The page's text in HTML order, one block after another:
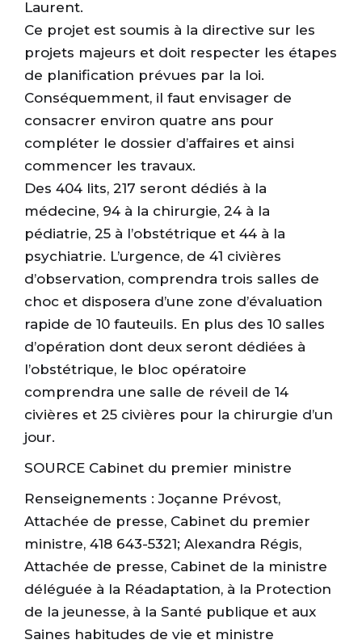
Laurent.
Ce projet est soumis à la directive sur les
projets majeurs et doit respecter les étapes
de planification prévues par la loi.
Conséquemment, il faut envisager de
consacrer environ quatre ans pour
compléter le dossier d’affaires et ainsi
commencer les travaux.
Des 404 lits, 217 seront dédiés à la
médecine, 94 à la chirurgie, 24 à la
pédiatrie, 25 à l’obstétrique et 44 à la
psychiatrie. L’urgence, de 41 civières
d’observation, comprendra trois salles de
choc et disposera d’une zone d’évaluation
rapide de 10 fauteuils. En plus des 10 salles
d’opération dont deux seront dédiées à
l’obstétrique, le bloc opératoire
comprendra une salle de réveil de 14
civières et 25 civières pour la chirurgie d’un
jour.
SOURCE Cabinet du premier ministre
Renseignements : Joçanne Prévost,
Attachée de presse, Cabinet du premier
ministre, 418 643-5321; Alexandra Régis,
Attachée de presse, Cabinet de la ministre
déléguée à la Réadaptation, à la Protection
de la jeunesse, à la Santé publique et aux
Saines habitudes de vie et ministre